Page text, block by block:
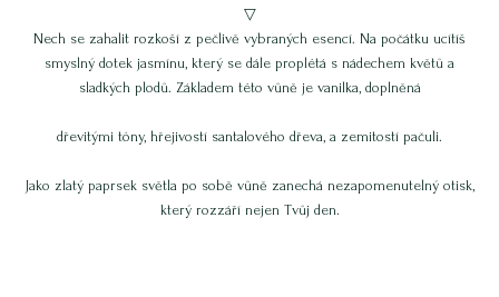
​▽
Nech se zahalit rozkoší z pečlivě vybraných esencí. Na počátku ucítíš
smyslný dotek jasmínu, který se dále proplétá s nádechem květů a
sladkých plodů. Základem této vůně je vanilka, doplněná
dřevitými tóny, hřejivostí santalového dřeva, a zemitostí pačuli.
Jako zlatý paprsek světla po sobě vůně zanechá nezapomenutelný otisk,
který rozzáří nejen Tvůj den.